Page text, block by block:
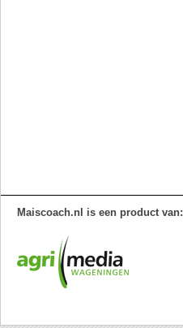
Maiscoach.nl is een product van: